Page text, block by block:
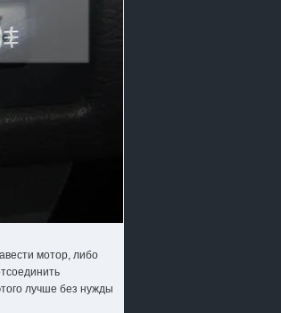
мотор, либо
лучше без нужды